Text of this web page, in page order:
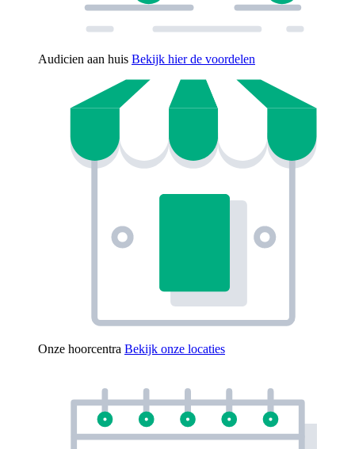
Audicien aan huis Bekijk hier de voordelen
Onze hoorcentra Bekijk onze locaties